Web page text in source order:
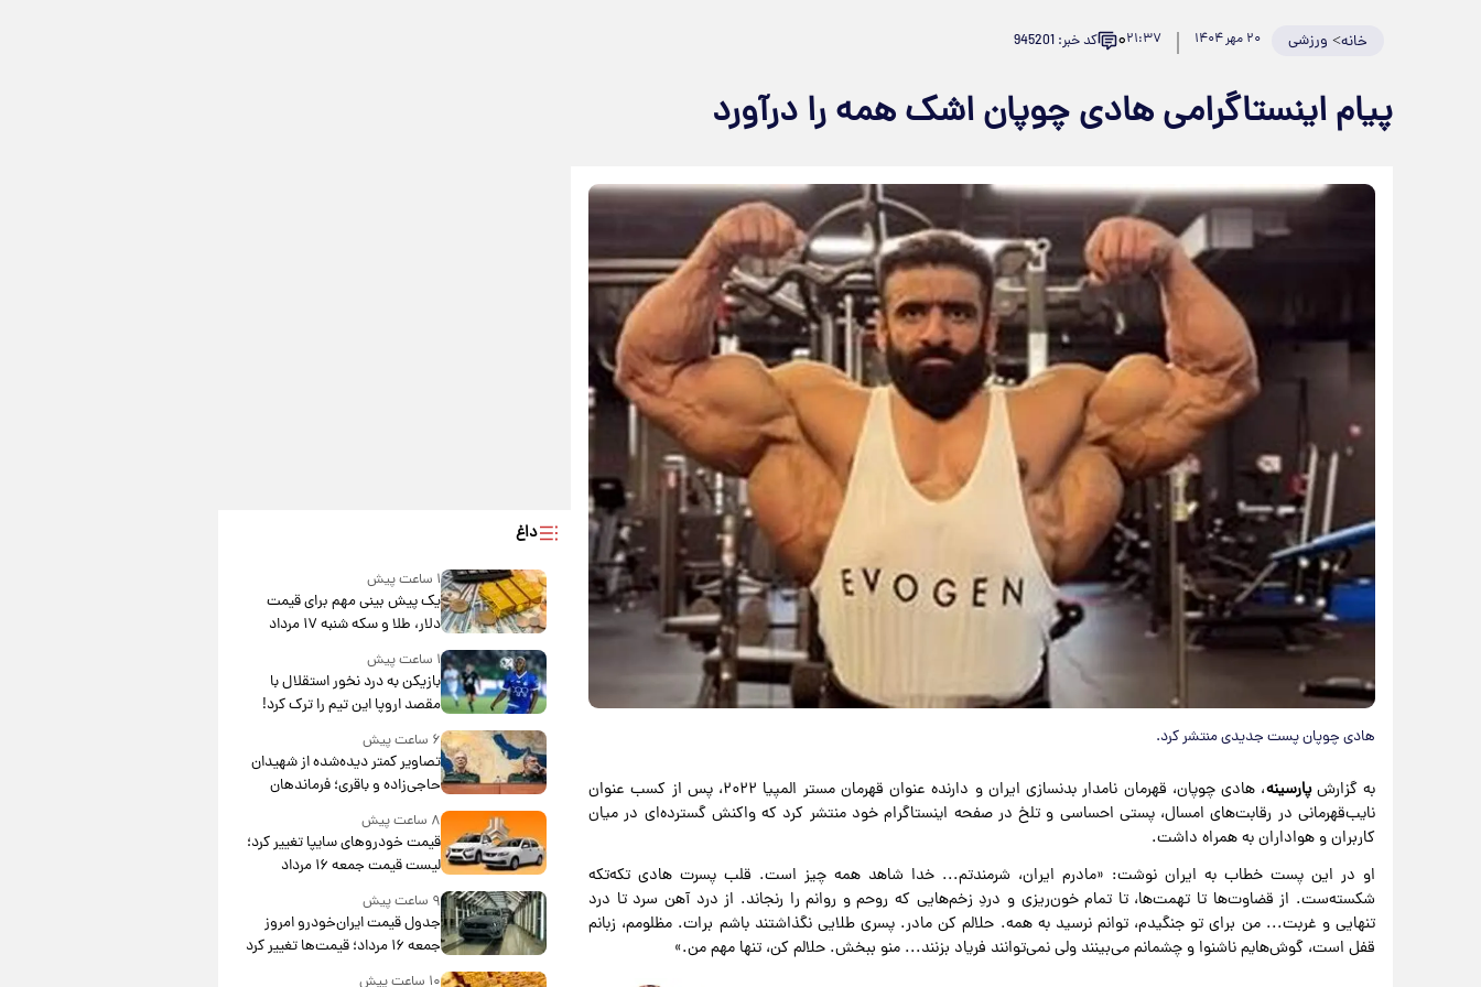
خانه> ورزشی ۲۰ مهر ۱۴۰۴ ۲۱:۳۷۰ کد خبر: 945201
پیام اینستاگرامی هادی چوپان اشک همه را درآورد
هادی چوپان پست جدیدی منتشر کرد.
به گزارشپارسینه
، هادی چوپان، قهرمان نامدار بدنسازی ایران و دارنده عنوان قهرمان مستر المپیا ۲۰۲۲، پس از کسب عنوان
نایب‌قهرمانی در رقابت‌های امسال، پستی احساسی و تلخ در صفحه اینستاگرام خود منتشر کرد که واکنش گسترده‌ای در میان
کاربران و هواداران به همراه داشت.
او در این پست خطاب به ایران نوشت: «مادرم ایران، شرمندتم... خدا شاهد همه چیز است. قلب پسرت هادی تکه‌تکه
شکسته‌ست. از قضاوت‌ها تا تهمت‌ها، تا تمام خون‌ریزی و دردِ زخم‌هایی که روحم و روانم را رنجاند. از درد آهن سرد تا درد
تنهایی و غربت... من برای تو جنگیدم، توانم نرسید به همه. حلالم کن مادر. پسری طلایی نگذاشتند باشم برات. مظلومم، زبانم
قفل است، گوش‌هایم ناشنوا و چشمانم می‌بینند ولی نمی‌توانند فریاد بزنند... منو ببخش. حلالم کن، تنها مهم من.»
داغ
۱ ساعت پیش
یک پیش ‌بینی مهم برای قیمت
دلار، طلا و سکه شنبه ۱۷ مرداد
۱۴۰۵
۱ ساعت پیش
بازیکن به درد نخور استقلال با
مقصد اروپا این تیم را ترک کرد!
۶ ساعت پیش
تصاویر کمتر دیده‌شده از شهیدان
حاجی‌زاده و باقری؛ فرماندهان
۸ ساعت پیش
قیمت خودروهای سایپا تغییر کرد؛
لیست قیمت جمعه ۱۶ مرداد
۹ ساعت پیش
جدول قیمت ایران‌خودرو امروز
جمعه ۱۶ مرداد؛ قیمت‌ها تغییر کرد
۱۰ ساعت پیش